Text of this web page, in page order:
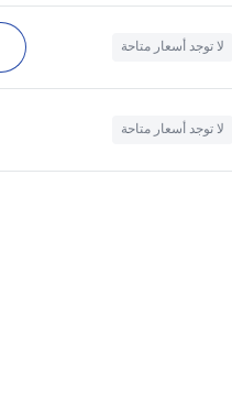
لا توجد أسعار متاحة
لا توجد أسعار متاحة